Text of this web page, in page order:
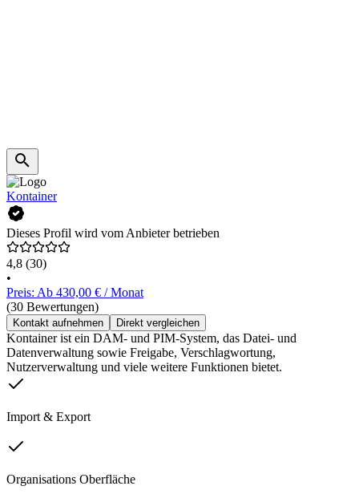
Kontainer
Dieses Profil wird vom Anbieter betrieben
4,8 (30)
•
Preis: Ab 430,00 € / Monat
(30 Bewertungen)
Kontakt aufnehmen Direkt vergleichen
Kontainer ist ein DAM- und PIM-System, das Datei- und
Datenverwaltung sowie Freigabe, Verschlagwortung,
Nutzerverwaltung und viele weitere Funktionen bietet.
Import & Export
Organisations Oberfläche